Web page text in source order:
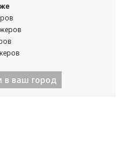
в ваш город